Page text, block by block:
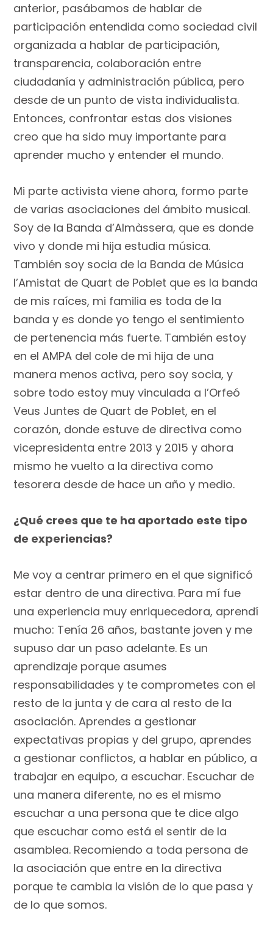
anterior, pasábamos de hablar de
participación entendida como sociedad civil
organizada a hablar de participación,
transparencia, colaboración entre
ciudadanía y administración pública, pero
desde de un punto de vista individualista.
Entonces, confrontar estas dos visiones
creo que ha sido muy importante para
aprender mucho y entender el mundo.
Mi parte activista viene ahora, formo parte
de varias asociaciones del ámbito musical.
Soy de la Banda d’Almàssera, que es donde
vivo y donde mi hija estudia música.
También soy socia de la Banda de Música
l’Amistat de Quart de Poblet que es la banda
de mis raíces, mi familia es toda de la
banda y es donde yo tengo el sentimiento
de pertenencia más fuerte. También estoy
en el AMPA del cole de mi hija de una
manera menos activa, pero soy socia, y
sobre todo estoy muy vinculada a l’Orfeó
Veus Juntes de Quart de Poblet, en el
corazón, donde estuve de directiva como
vicepresidenta entre 2013 y 2015 y ahora
mismo he vuelto a la directiva como
tesorera desde de hace un año y medio.
¿Qué crees que te ha aportado este tipo
de experiencias?
Me voy a centrar primero en el que significó
estar dentro de una directiva. Para mí fue
una experiencia muy enriquecedora, aprendí
mucho: Tenía 26 años, bastante joven y me
supuso dar un paso adelante. Es un
aprendizaje porque asumes
responsabilidades y te comprometes con el
resto de la junta y de cara al resto de la
asociación. Aprendes a gestionar
expectativas propias y del grupo, aprendes
a gestionar conflictos, a hablar en público, a
trabajar en equipo, a escuchar. Escuchar de
una manera diferente, no es el mismo
escuchar a una persona que te dice algo
que escuchar como está el sentir de la
asamblea. Recomiendo a toda persona de
la asociación que entre en la directiva
porque te cambia la visión de lo que pasa y
de lo que somos.